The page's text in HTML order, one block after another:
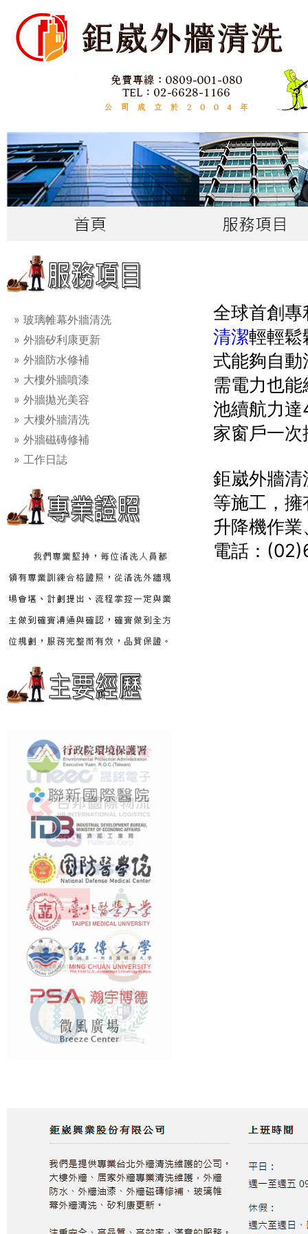
玻璃帷幕外牆清洗
外牆矽利康更新
外牆防水修補
大樓外牆噴漆
外牆拋光美容
大樓外牆清洗
外牆磁磚修補
工作日誌
全球首創
清潔輕輕鬆
式能夠自
需電力也
池續航力
家窗戶一次
鉅崴外牆
等施工，
升降機作
電話：